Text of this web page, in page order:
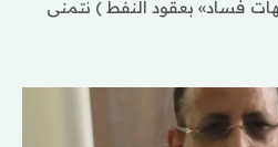
فساد» بعقود النفط ) نتمنى